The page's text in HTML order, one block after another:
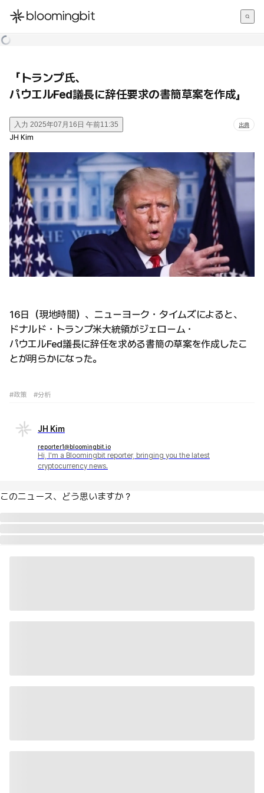
한국어
「トランプ氏、
パウエルFed議長に辞任要求の書簡草案を作成」
入力 2025年07月16日 午前11:35 出典
JH Kim
16日（現地時間）、ニューヨーク・タイムズによると、
ドナルド・トランプ米大統領がジェローム・
パウエルFed議長に辞任を求める書簡の草案を作成したこ
とが明らかになった。
#政策 #分析
JH Kim
reporter1@bloomingbit.io
Hi, I'm a Bloomingbit reporter, bringing you the latest
cryptocurrency news.
このニュース、どう思いますか？